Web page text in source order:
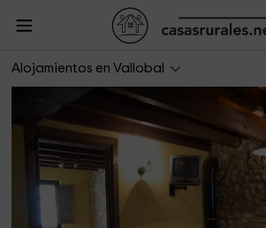
Alojamientos en Vallobal